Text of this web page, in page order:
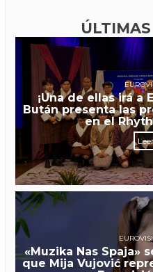
¡Una de ellas irá a
Bután presenta las
en el
«Muzika Nas Spaja»
que Mija Vujović